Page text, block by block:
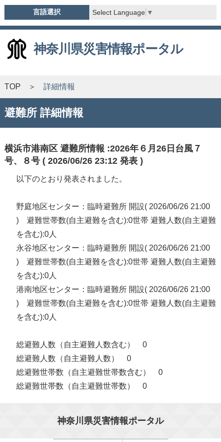
言語選択 Select Language ▼
神奈川県災害情報ポータル
TOP 詳細情報
避難所 詳細情報
横浜市港南区 避難所情報 :2026年６月26日台風７
号、８号 ( 2026/06/26 23:12 発表 )
以下のとおり発表されました。
野庭地区センター：臨時避難所 開設( 2026/06/26 21:00
) 避難世帯数(自主避難を含む):0世帯 避難人数(自主避難
を含む):0人
永谷地区センター：臨時避難所 開設( 2026/06/26 21:00
) 避難世帯数(自主避難を含む):0世帯 避難人数(自主避難
を含む):0人
港南地区センター：臨時避難所 開設( 2026/06/26 21:00
) 避難世帯数(自主避難を含む):0世帯 避難人数(自主避難
を含む):0人
総避難人数（自主避難人数含む） 0
総避難人数（自主避難人数） 0
総避難世帯数（自主避難世帯数含む） 0
総避難世帯数（自主避難世帯数） 0
神奈川県災害情報ポータル